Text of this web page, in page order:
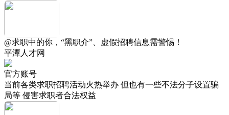
@求职中的你，“黑职介”、虚假招聘信息需警惕！
平潭人才网
官方账号
当前各类求职招聘活动火热举办 但也有一些不法分子设置骗
局等 侵害求职者合法权益